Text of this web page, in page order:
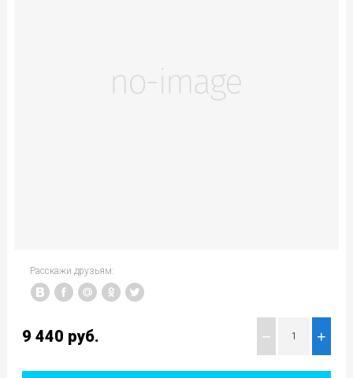
Расскажи друзьям:
9 440 руб. − +